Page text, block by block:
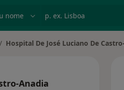
de cidade
Hospital De José Luciano De
Anadia